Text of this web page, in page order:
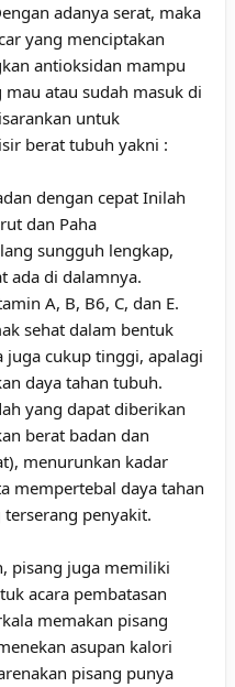
adanya serat, maka
yang menciptakan
antioksidan mampu
atau sudah masuk di
untuk
berat tubuh yakni :
sungguh lengkap,
ada di dalamnya.
A, B, B6, C, dan E.
sehat dalam bentuk
juga cukup tinggi, apalagi
daya tahan tubuh.
yang dapat diberikan
berat badan dan
menurunkan kadar
mempertebal daya tahan
penyakit.
pisang juga memiliki
acara pembatasan
memakan pisang
asupan kalori
pisang punya